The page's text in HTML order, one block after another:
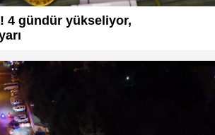
4 gündür yükseliyor,